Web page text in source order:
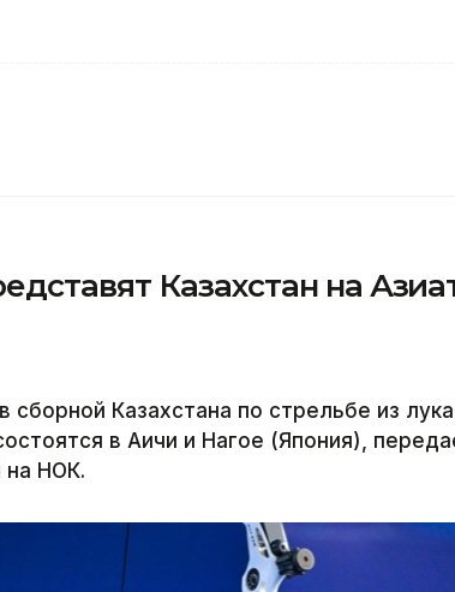
Казахстан на
сборной Казахстана по стрельбе из
в Аичи и Нагое (Япония),
на НОК.